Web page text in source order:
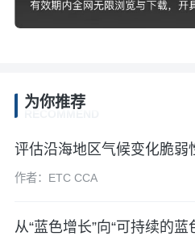
为你推荐
评估沿海地区气候变化脆弱
作者：ETC CCA
从“蓝色增长”向“可持续的